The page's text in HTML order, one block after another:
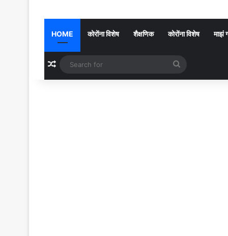
HOME कोरोंना विशेष शैक्षणिक कोरोंना विशेष माझं
Random Article
for